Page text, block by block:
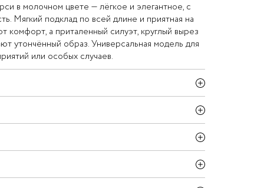
в молочном цвете — лёгкое и элегантное, с
Мягкий подклад по всей длине и приятная на
комфорт, а приталенный силуэт, круглый вырез
утончённый образ. Универсальная модель для
или особых случаев.